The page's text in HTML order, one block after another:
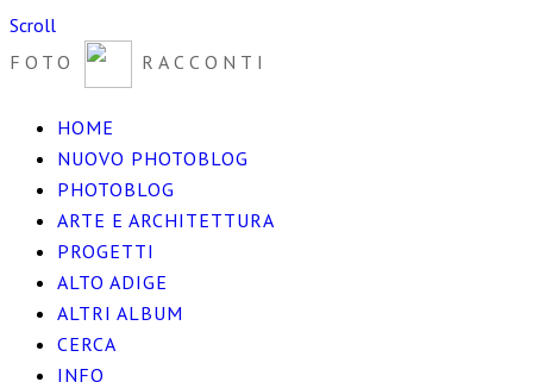
Scroll
FOTO
RACCONTI
HOME
NUOVO PHOTOBLOG
PHOTOBLOG
ARTE E ARCHITETTURA
PROGETTI
ALTO ADIGE
ALTRI ALBUM
CERCA
INFO